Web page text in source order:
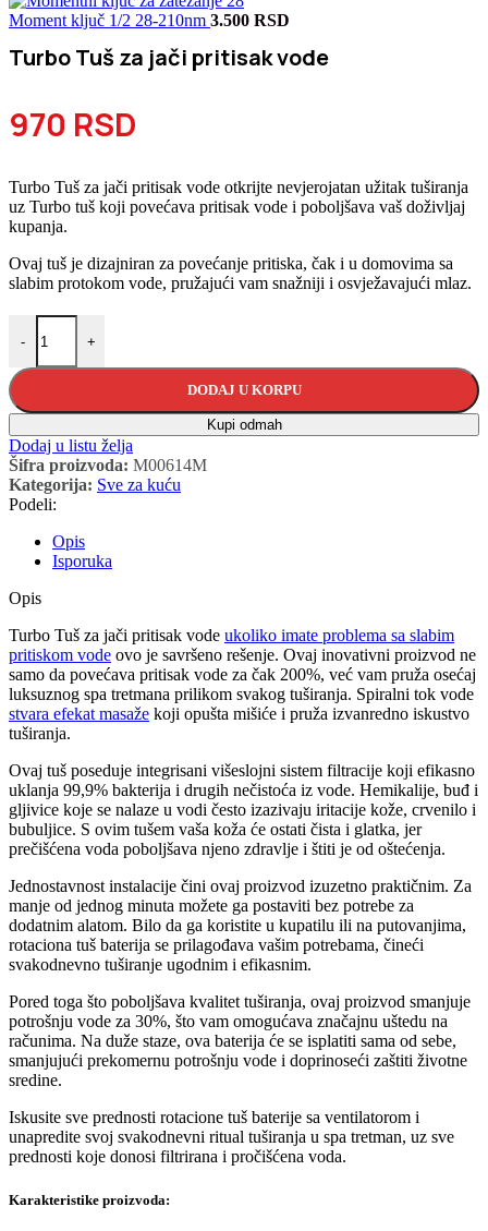
Moment ključ 1/2 28-210nm 3.500 RSD
Turbo Tuš za jači pritisak vode
970 RSD
Turbo Tuš za jači pritisak vode otkrijte nevjerojatan užitak tuširanja
uz Turbo tuš koji povećava pritisak vode i poboljšava vaš doživljaj
kupanja.
Ovaj tuš je dizajniran za povećanje pritiska, čak i u domovima sa
slabim protokom vode, pružajući vam snažniji i osvježavajući mlaz.
-
Turbo Tuš za jači pritisak vode količina
+
DODAJ U KORPU
Kupi odmah
Dodaj u listu želja
Šifra proizvoda: M00614M
Kategorija: Sve za kuću
Podeli:
Opis
Isporuka
Opis
Turbo Tuš za jači pritisak vode ukoliko imate problema sa slabim
pritiskom vode ovo je savršeno rešenje. Ovaj inovativni proizvod ne
samo da povećava pritisak vode za čak 200%, već vam pruža osećaj
luksuznog spa tretmana prilikom svakog tuširanja. Spiralni tok vode
stvara efekat masaže koji opušta mišiće i pruža izvanredno iskustvo
tuširanja.
Ovaj tuš poseduje integrisani višeslojni sistem filtracije koji efikasno
uklanja 99,9% bakterija i drugih nečistoća iz vode. Hemikalije, buđ i
gljivice koje se nalaze u vodi često izazivaju iritacije kože, crvenilo i
bubuljice. S ovim tušem vaša koža će ostati čista i glatka, jer
prečišćena voda poboljšava njeno zdravlje i štiti je od oštećenja.
Jednostavnost instalacije čini ovaj proizvod izuzetno praktičnim. Za
manje od jednog minuta možete ga postaviti bez potrebe za
dodatnim alatom. Bilo da ga koristite u kupatilu ili na putovanjima,
rotaciona tuš baterija se prilagođava vašim potrebama, čineći
svakodnevno tuširanje ugodnim i efikasnim.
Pored toga što poboljšava kvalitet tuširanja, ovaj proizvod smanjuje
potrošnju vode za 30%, što vam omogućava značajnu uštedu na
računima. Na duže staze, ova baterija će se isplatiti sama od sebe,
smanjujući prekomernu potrošnju vode i doprinoseći zaštiti životne
sredine.
Iskusite sve prednosti rotacione tuš baterije sa ventilatorom i
unapredite svoj svakodnevni ritual tuširanja u spa tretman, uz sve
prednosti koje donosi filtrirana i pročišćena voda.
Karakteristike proizvoda: